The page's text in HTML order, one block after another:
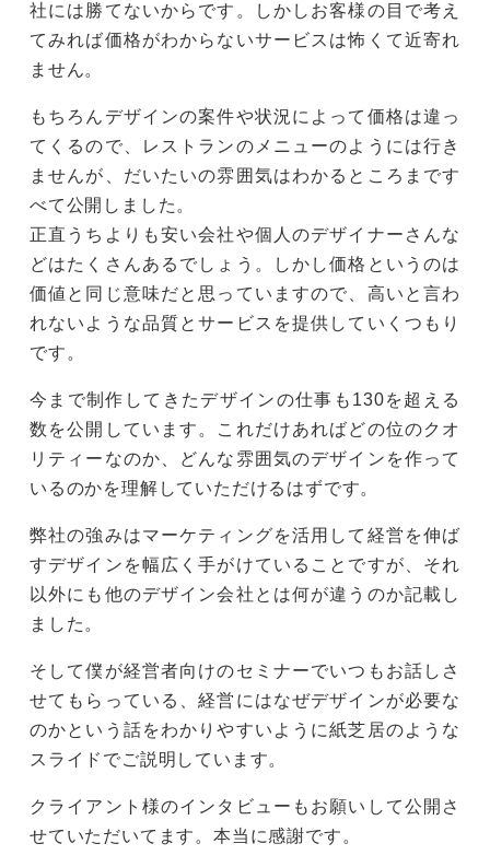
社には勝てないからです。しかしお客様の目で考え
てみれば価格がわからないサービスは怖くて近寄れ
ません。
もちろんデザインの案件や状況によって価格は違っ
てくるので、レストランのメニューのようには行き
ませんが、だいたいの雰囲気はわかるところまです
べて公開しました。
正直うちよりも安い会社や個人のデザイナーさんな
どはたくさんあるでしょう。しかし価格というのは
価値と同じ意味だと思っていますので、高いと言わ
れないような品質とサービスを提供していくつもり
です。
今まで制作してきたデザインの仕事も130を超える
数を公開しています。これだけあればどの位のクオ
リティーなのか、どんな雰囲気のデザインを作って
いるのかを理解していただけるはずです。
弊社の強みはマーケティングを活用して経営を伸ば
すデザインを幅広く手がけていることですが、それ
以外にも他のデザイン会社とは何が違うのか記載し
ました。
そして僕が経営者向けのセミナーでいつもお話しさ
せてもらっている、経営にはなぜデザインが必要な
のかという話をわかりやすいように紙芝居のような
スライドでご説明しています。
クライアント様のインタビューもお願いして公開さ
せていただいてます。本当に感謝です。